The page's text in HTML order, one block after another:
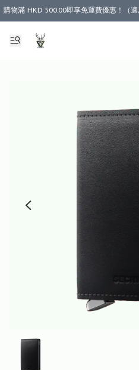
購物滿 HKD 500.00即享免運費優惠！（